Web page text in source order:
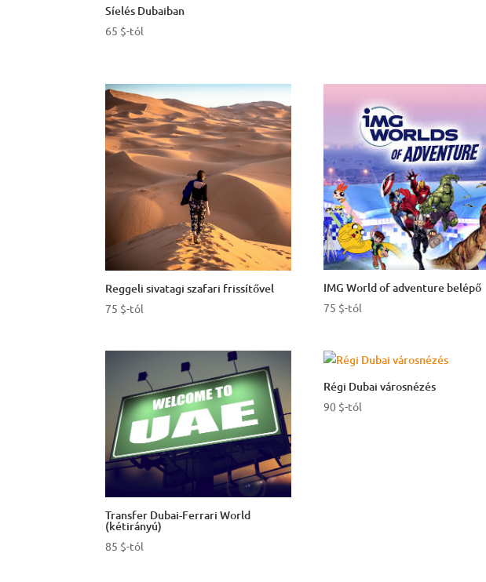
Síelés Dubaiban
65 $-tól
Reggeli sivatagi szafari frissítővel
75 $-tól
IMG World of adventure belépő
75 $-tól
Transfer Dubai-Ferrari World
(kétirányú)
85 $-tól
Régi Dubai városnézés
90 $-tól